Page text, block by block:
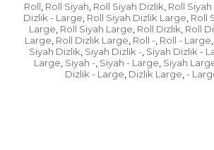
Roll, Roll Siyah, Roll Siyah Dizlik, Roll
Dizlik - Large, Roll Siyah Dizlik Large, Roll
Large, Roll Siyah Large, Roll Dizlik, Roll
Large, Roll Dizlik Large, Roll -, Roll - Large,
Siyah Dizlik, Siyah Dizlik -, Siyah Dizlik -
Large, Siyah -, Siyah - Large, Siyah
Dizlik - Large, Dizlik Large, -